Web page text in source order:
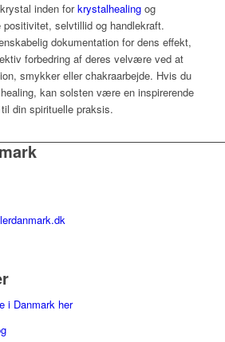
inden forkrystalhealingog
selvtillid og handlekraft.
dokumentation for dens effekt,
forbedring af deres velvære ved at
smykker eller chakraarbejde. Hvis du
kan solsten være en inspirerende
din spirituelle praksis.
i Danmark her